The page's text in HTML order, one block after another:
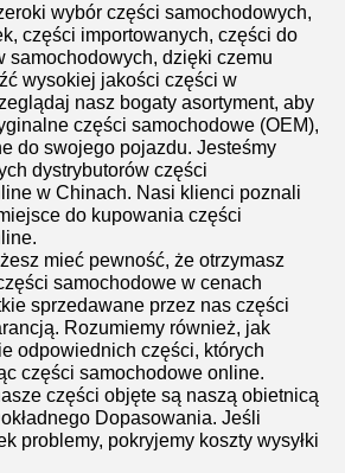
wybór części samochodowych,
części importowanych, części do
samochodowych, dzięki czemu
wysokiej jakości części w
nasz bogaty asortyment, aby
części samochodowe (OEM),
do swojego pojazdu. Jesteśmy
dystrybutorów części
w Chinach. Nasi klienci poznali
do kupowania części
mieć pewność, że otrzymasz
samochodowe w cenach
sprzedawane przez nas części
Rozumiemy również, jak
odpowiednich części, których
części samochodowe online.
części objęte są naszą obietnicą
Dopasowania. Jeśli
problemy, pokryjemy koszty wysyłki